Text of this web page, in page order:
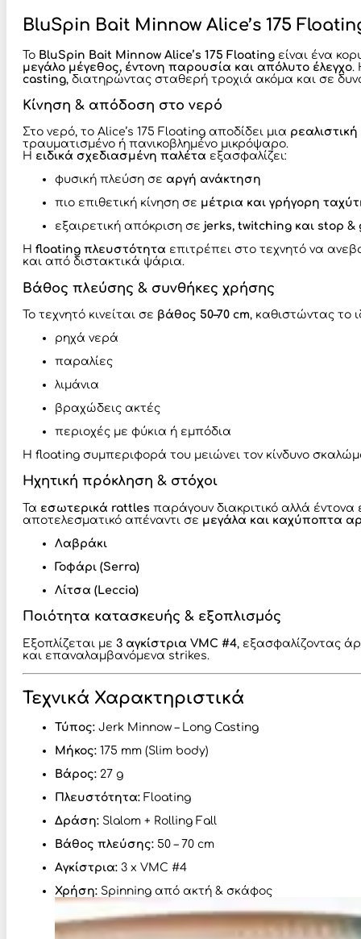
BluSpin Bait Minnow Alice’s 175
Το BluSpin Bait Minnow Alice’s 175 Floating είναι ένα
μεγάλο μέγεθος, έντονη παρουσία και απόλυτο έλεγχο.
casting, διατηρώντας σταθερή τροχιά ακόμα και σε
Κίνηση & απόδοση στο νερό
Στο νερό, το Alice’s 175 Floating αποδίδει μια
τραυματισμένο ή πανικοβλημένο μικρόψαρο.
Η ειδικά σχεδιασμένη παλέτα εξασφαλίζει:
φυσική πλεύση σε αργή ανάκτηση
πιο επιθετική κίνηση σε μέτρια και γρήγορη
εξαιρετική απόκριση σε jerks, twitching και stop &
Η floating πλευστότητα επιτρέπει στο τεχνητό να
και από διστακτικά ψάρια.
Βάθος πλεύσης & συνθήκες χρήσης
Το τεχνητό κινείται σε βάθος 50–70 cm, καθιστώντας το
ρηχά νερά
παραλίες
λιμάνια
βραχώδεις ακτές
περιοχές με φύκια ή εμπόδια
Η floating συμπεριφορά του μειώνει τον κίνδυνο
Ηχητική πρόκληση & στόχοι
Τα εσωτερικά rattles παράγουν διακριτικό αλλά
αποτελεσματικό απέναντι σε μεγάλα και καχύποπτα
Λαβράκι
Γοφάρι (Serra)
Λίτσα (Leccia)
Ποιότητα κατασκευής & εξοπλισμός
Εξοπλίζεται με 3 αγκίστρια VMC #4, εξασφαλίζοντας
και επαναλαμβανόμενα strikes.
Τεχνικά Χαρακτηριστικά
Τύπος: Jerk Minnow – Long Casting
Μήκος: 175 mm (Slim body)
Βάρος: 27 g
Πλευστότητα: Floating
Δράση: Slalom + Rolling Fall
Βάθος πλεύσης: 50 – 70 cm
Αγκίστρια: 3 x VMC #4
Χρήση: Spinning από ακτή & σκάφος